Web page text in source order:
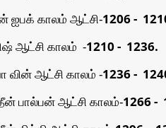
ஐபக் காலம் ஆட்சி-1206 -
ஆட்சி காலம் -1210 - 1236.
வின் ஆட்சி காலம் -1236 -
பால்பன் ஆட்சி காலம்-1266 -